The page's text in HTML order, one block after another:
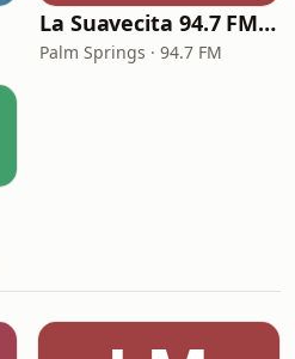
La Suavecita 94.7 FM Palm Springs
Palm Springs · 94.7 FM